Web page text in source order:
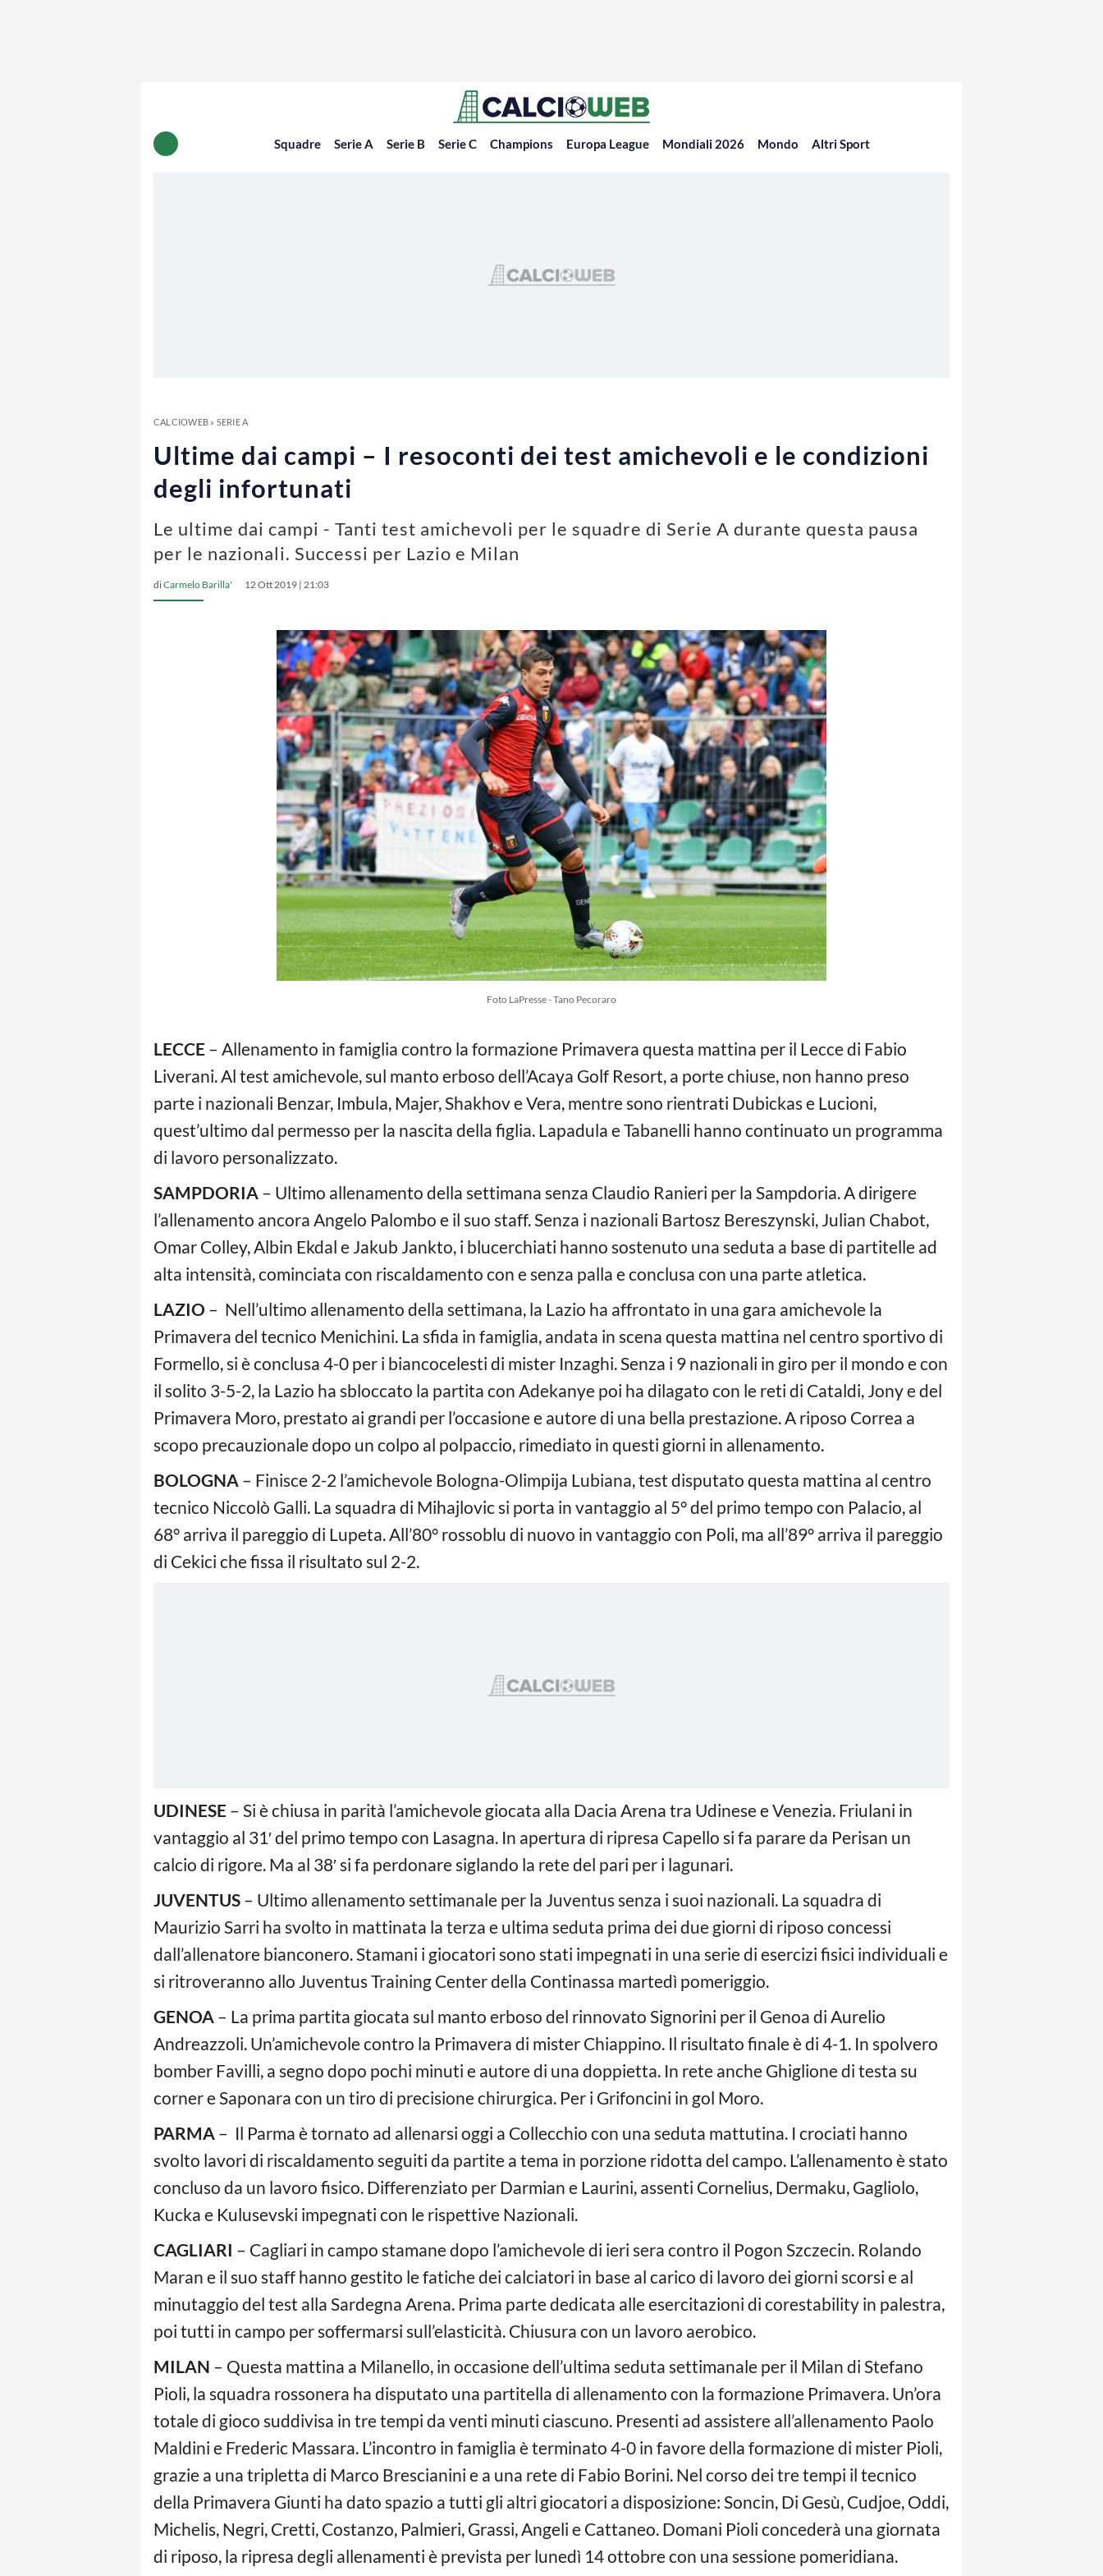
Squadre Serie A Serie B Serie C Champions Europa League Mondiali 2026 Mondo Altri Sport
CALCIOWEB» SERIE A
Ultime dai campi – I resoconti dei test amichevoli e le condizioni
degli infortunati
Le ultime dai campi - Tanti test amichevoli per le squadre di Serie A durante questa pausa
per le nazionali. Successi per Lazio e Milan
diCarmelo Barilla' 12 Ott 2019 | 21:03
Foto LaPresse - Tano Pecoraro
LECCE – Allenamento in famiglia contro la formazione Primavera questa mattina per il Lecce di Fabio
Liverani. Al test amichevole, sul manto erboso dell’Acaya Golf Resort, a porte chiuse, non hanno preso
parte i nazionali Benzar, Imbula, Majer, Shakhov e Vera, mentre sono rientrati Dubickas e Lucioni,
quest’ultimo dal permesso per la nascita della figlia. Lapadula e Tabanelli hanno continuato un programma
di lavoro personalizzato.
SAMPDORIA – Ultimo allenamento della settimana senza Claudio Ranieri per la Sampdoria. A dirigere
l’allenamento ancora Angelo Palombo e il suo staff. Senza i nazionali Bartosz Bereszynski, Julian Chabot,
Omar Colley, Albin Ekdal e Jakub Jankto, i blucerchiati hanno sostenuto una seduta a base di partitelle ad
alta intensità, cominciata con riscaldamento con e senza palla e conclusa con una parte atletica.
LAZIO – Nell’ultimo allenamento della settimana, la Lazio ha affrontato in una gara amichevole la
Primavera del tecnico Menichini. La sfida in famiglia, andata in scena questa mattina nel centro sportivo di
Formello, si è conclusa 4-0 per i biancocelesti di mister Inzaghi. Senza i 9 nazionali in giro per il mondo e con
il solito 3-5-2, la Lazio ha sbloccato la partita con Adekanye poi ha dilagato con le reti di Cataldi, Jony e del
Primavera Moro, prestato ai grandi per l’occasione e autore di una bella prestazione. A riposo Correa a
scopo precauzionale dopo un colpo al polpaccio, rimediato in questi giorni in allenamento.
BOLOGNA – Finisce 2-2 l’amichevole Bologna-Olimpija Lubiana, test disputato questa mattina al centro
tecnico Niccolò Galli. La squadra di Mihajlovic si porta in vantaggio al 5° del primo tempo con Palacio, al
68° arriva il pareggio di Lupeta. All’80° rossoblu di nuovo in vantaggio con Poli, ma all’89° arriva il pareggio
di Cekici che fissa il risultato sul 2-2.
UDINESE – Si è chiusa in parità l’amichevole giocata alla Dacia Arena tra Udinese e Venezia. Friulani in
vantaggio al 31′ del primo tempo con Lasagna. In apertura di ripresa Capello si fa parare da Perisan un
calcio di rigore. Ma al 38′ si fa perdonare siglando la rete del pari per i lagunari.
JUVENTUS – Ultimo allenamento settimanale per la Juventus senza i suoi nazionali. La squadra di
Maurizio Sarri ha svolto in mattinata la terza e ultima seduta prima dei due giorni di riposo concessi
dall’allenatore bianconero. Stamani i giocatori sono stati impegnati in una serie di esercizi fisici individuali e
si ritroveranno allo Juventus Training Center della Continassa martedì pomeriggio.
GENOA – La prima partita giocata sul manto erboso del rinnovato Signorini per il Genoa di Aurelio
Andreazzoli. Un’amichevole contro la Primavera di mister Chiappino. Il risultato finale è di 4-1. In spolvero
bomber Favilli, a segno dopo pochi minuti e autore di una doppietta. In rete anche Ghiglione di testa su
corner e Saponara con un tiro di precisione chirurgica. Per i Grifoncini in gol Moro.
PARMA – Il Parma è tornato ad allenarsi oggi a Collecchio con una seduta mattutina. I crociati hanno
svolto lavori di riscaldamento seguiti da partite a tema in porzione ridotta del campo. L’allenamento è stato
concluso da un lavoro fisico. Differenziato per Darmian e Laurini, assenti Cornelius, Dermaku, Gagliolo,
Kucka e Kulusevski impegnati con le rispettive Nazionali.
CAGLIARI – Cagliari in campo stamane dopo l’amichevole di ieri sera contro il Pogon Szczecin. Rolando
Maran e il suo staff hanno gestito le fatiche dei calciatori in base al carico di lavoro dei giorni scorsi e al
minutaggio del test alla Sardegna Arena. Prima parte dedicata alle esercitazioni di corestability in palestra,
poi tutti in campo per soffermarsi sull’elasticità. Chiusura con un lavoro aerobico.
MILAN – Questa mattina a Milanello, in occasione dell’ultima seduta settimanale per il Milan di Stefano
Pioli, la squadra rossonera ha disputato una partitella di allenamento con la formazione Primavera. Un’ora
totale di gioco suddivisa in tre tempi da venti minuti ciascuno. Presenti ad assistere all’allenamento Paolo
Maldini e Frederic Massara. L’incontro in famiglia è terminato 4-0 in favore della formazione di mister Pioli,
grazie a una tripletta di Marco Brescianini e a una rete di Fabio Borini. Nel corso dei tre tempi il tecnico
della Primavera Giunti ha dato spazio a tutti gli altri giocatori a disposizione: Soncin, Di Gesù, Cudjoe, Oddi,
Michelis, Negri, Cretti, Costanzo, Palmieri, Grassi, Angeli e Cattaneo. Domani Pioli concederà una giornata
di riposo, la ripresa degli allenamenti è prevista per lunedì 14 ottobre con una sessione pomeridiana.